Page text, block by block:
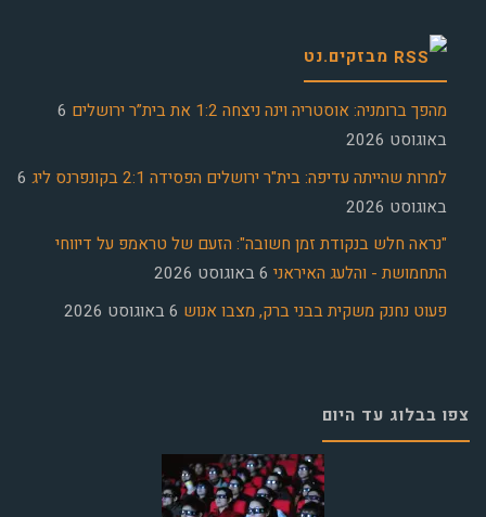
מבזקים.נט
מהפך ברומניה: אוסטריה וינה ניצחה 1:2 את בית”ר ירושלים
6
באוגוסט 2026
למרות שהייתה עדיפה: בית"ר ירושלים הפסידה 2:1 בקונפרנס ליג
6
באוגוסט 2026
"נראה חלש בנקודת זמן חשובה": הזעם של טראמפ על דיווחי
התחמושת - והלעג האיראני 6 באוגוסט 2026
פעוט נחנק משקית בבני ברק, מצבו אנוש 6 באוגוסט 2026
צפו בבלוג עד היום